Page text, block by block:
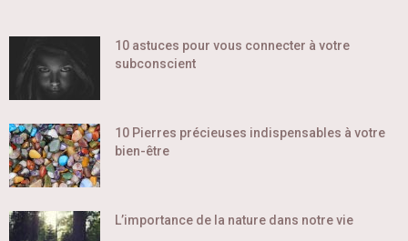
10 astuces pour vous connecter à votre
subconscient
10 Pierres précieuses indispensables à votre
bien-être
L’importance de la nature dans notre vie